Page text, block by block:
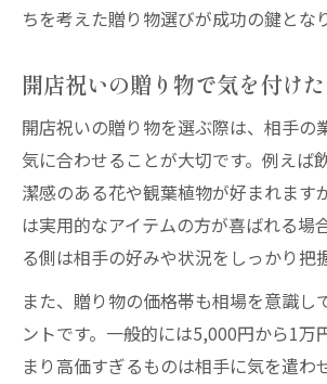
ちを考えた贈り物選びが成功の鍵とな
開店祝いの贈り物で気を付け
開店祝いの贈り物を選ぶ際は、相手の
気に合わせることが大切です。例えば
潔感のある花や観葉植物が好まれます
は実用的なアイテムの方が喜ばれる場
る側は相手の好みや状況をしっかり把
また、贈り物の価格帯も相場を意識し
ントです。一般的には5,000円から1万
まり高価すぎるものは相手に気を遣わ